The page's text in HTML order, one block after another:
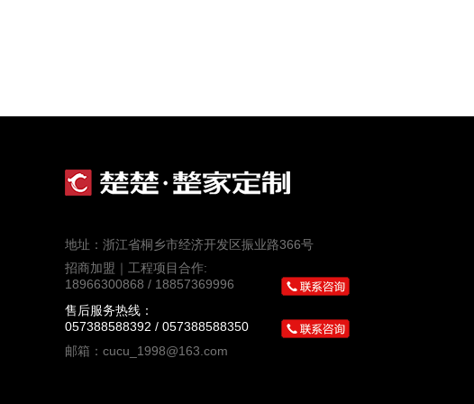
地址：浙江省桐乡市经济开发区振业路366号
招商加盟｜工程项目合作:
18966300868 / 18857369996
售后服务热线：
057388588392 / 057388588350
邮箱：cucu_1998@163.com